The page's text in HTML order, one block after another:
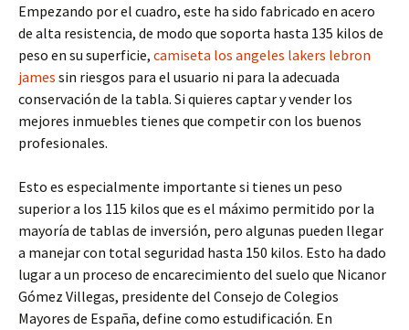
Empezando por el cuadro, este ha sido fabricado en acero
de alta resistencia, de modo que soporta hasta 135 kilos de
peso en su superficie, camiseta los angeles lakers lebron
james sin riesgos para el usuario ni para la adecuada
conservación de la tabla. Si quieres captar y vender los
mejores inmuebles tienes que competir con los buenos
profesionales.
Esto es especialmente importante si tienes un peso
superior a los 115 kilos que es el máximo permitido por la
mayoría de tablas de inversión, pero algunas pueden llegar
a manejar con total seguridad hasta 150 kilos. Esto ha dado
lugar a un proceso de encarecimiento del suelo que Nicanor
Gómez Villegas, presidente del Consejo de Colegios
Mayores de España, define como estudificación. En